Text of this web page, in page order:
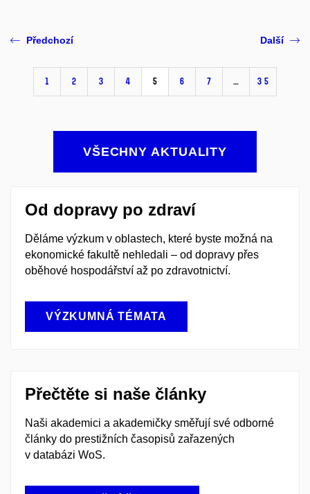
Předchozí
1 2 3 4 5 6 7 … 35
Další
VŠECHNY AKTUALITY
Od dopravy po zdraví
Děláme výzkum v oblastech, které byste možná na
ekonomické fakultě nehledali – od dopravy přes
oběhové hospodářství až po zdravotnictví.
VÝZKUMNÁ TÉMATA
Přečtěte si naše články
Naši akademici a akademičky směřují své odborné
články do prestižních časopisů zařazených
v databázi WoS.